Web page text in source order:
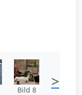
Bild 8 >